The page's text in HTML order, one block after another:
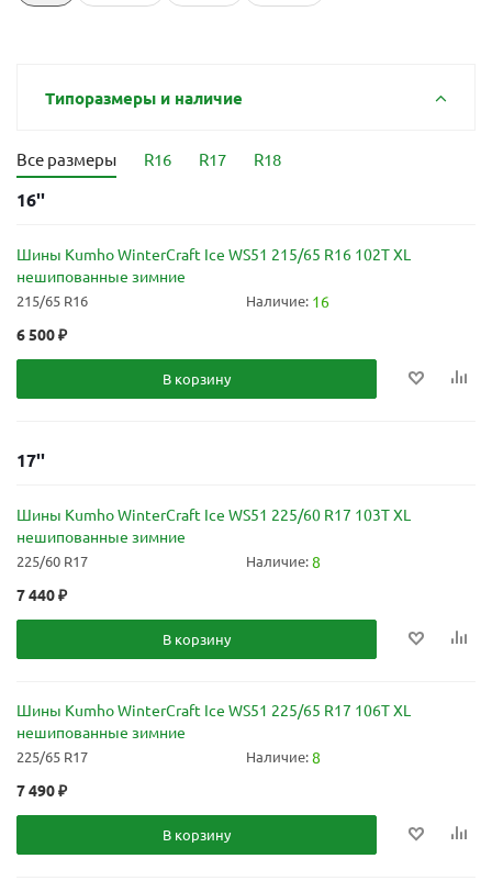
Типоразмеры и наличие
Все размеры R16 R17 R18
16''
Шины Kumho WinterCraft Ice WS51 215/65 R16 102T XL
нешипованные зимние
215/65 R16 Наличие: 16
6 500₽
В корзину
17''
Шины Kumho WinterCraft Ice WS51 225/60 R17 103T XL
нешипованные зимние
225/60 R17 Наличие:8
7 440₽
В корзину
Шины Kumho WinterCraft Ice WS51 225/65 R17 106T XL
нешипованные зимние
225/65 R17 Наличие:8
7 490₽
В корзину